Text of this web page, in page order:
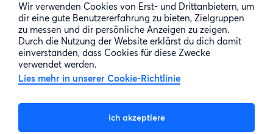
Wir verwenden Cookies von Erst- und Drittanbietern, um
dir eine gute Benutzererfahrung zu bieten, Zielgruppen
zu messen und dir persönliche Anzeigen zu zeigen.
Durch die Nutzung der Website erklärst du dich damit
einverstanden, dass Cookies für diese Zwecke
verwendet werden.
Lies mehr in unserer Cookie-Richtlinie
Ich akzeptiere
Zur Suche gehen